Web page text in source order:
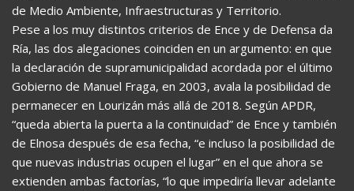
de Medio Ambiente, Infraestructuras y Territorio.
Pese a los muy distintos criterios de Ence y de Defensa da
Ría, las dos alegaciones coinciden en un argumento: en que
la declaración de supramunicipalidad acordada por el último
Gobierno de Manuel Fraga, en 2003, avala la posibilidad de
permanecer en Lourizán más allá de 2018. Según APDR,
“queda abierta la puerta a la continuidad” de Ence y también
de Elnosa después de esa fecha, “e incluso la posibilidad de
que nuevas industrias ocupen el lugar” en el que ahora se
extienden ambas factorías, “lo que impediría llevar adelante